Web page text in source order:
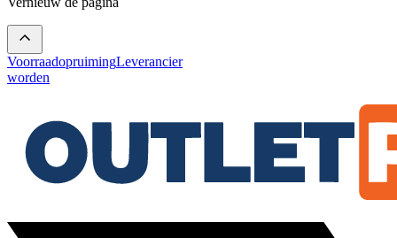
VoorraadopruimingLeverancier
worden